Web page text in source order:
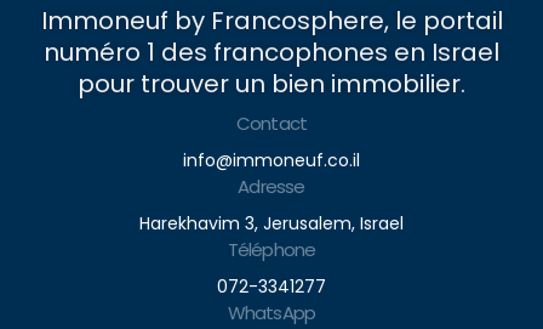
Immoneuf by Francosphere, le portail
numéro 1 des francophones en Israel
pour trouver un bien immobilier.
Contact
info@immoneuf.co.il
Adresse
Harekhavim 3, Jerusalem, Israel
Téléphone
072-3341277
WhatsApp